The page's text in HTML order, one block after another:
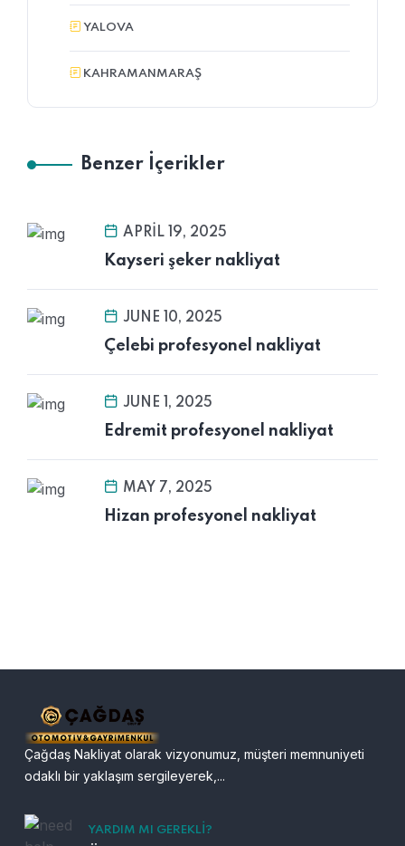
YALOVA
KAHRAMANMARAŞ
Benzer İçerikler
APRIL 19, 2025
Kayseri şeker nakliyat
JUNE 10, 2025
Çelebi profesyonel nakliyat
JUNE 1, 2025
Edremit profesyonel nakliyat
MAY 7, 2025
Hizan profesyonel nakliyat
Çağdaş Nakliyat olarak vizyonumuz, müşteri memnuniyeti
odaklı bir yaklaşım sergileyerek,...
YARDIM MI GEREKLI?